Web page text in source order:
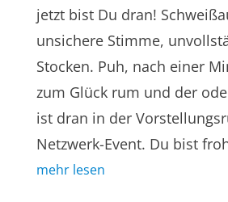
jetzt bist Du dran!
unsichere Stimme,
Stocken. Puh, nach einer
zum Glück rum und der
ist dran in der
Netzwerk-Event. Du bist
mehr lesen